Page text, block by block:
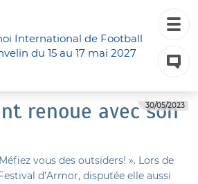
International de Football
du 15 au 17 mai 2027
30/05/2023
renoue avec son
vous des outsiders! ». Lors de
d’Armor, disputée elle aussi